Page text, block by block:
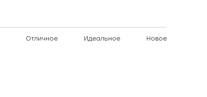
Отличное Идеальное Новое